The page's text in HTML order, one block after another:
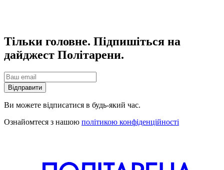
Тільки головне. Підпишіться на
дайджест Політарени.
Відправити
Ви можете відписатися в будь-який час.
Ознайомтеся з нашою політикою конфіденційності